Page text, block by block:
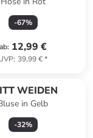
-67%
ab: 12,99 €
: 39,99 €*
WEIDEN
in Gelb
-32%